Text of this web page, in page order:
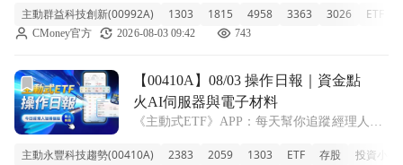
規模衝破400億 00992A 主動群益科技創新今
天爆發力驚人，單日大漲 5.20%，收盤價來到
主動群益科技創新(00992A) 1303 1815 4958 3363 3026 ETF
CMoney官方 2026-08-03 09:42 743
前往【00410A】08/03 操作日報｜資金點火AI伺服器與電子
【00410A】08/03 操作日報｜資金點
火AI伺服器與電子材料
《主動式ETF》APP：每天幫你追蹤經理人新
近29億 主動永豐科技趨勢今天收在10.10元，
主動永豐科技趨勢(00410A) 2383 2059 1303 ETF 存股 投資小學